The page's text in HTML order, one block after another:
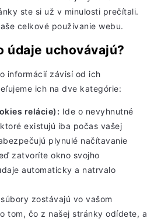
ste si už v minulosti prečítali.
celkové používanie webu.
údaje uchovávajú?
informácií závisí od ich
ich na dve kategórie:
relácie): Ide o nevyhnutné
existujú iba počas vašej
plynulé načítavanie
zatvoríte okno svojho
automaticky a natrvalo
zostávajú vo vašom
tom, čo z našej stránky odídete, a